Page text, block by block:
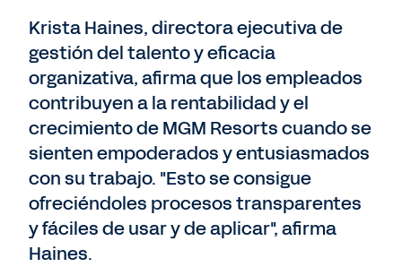
Krista Haines, directora ejecutiva de
gestión del talento y eficacia
organizativa, afirma que los empleados
contribuyen a la rentabilidad y el
crecimiento de MGM Resorts cuando se
sienten empoderados y entusiasmados
con su trabajo. "Esto se consigue
ofreciéndoles procesos transparentes
y fáciles de usar y de aplicar", afirma
Haines.